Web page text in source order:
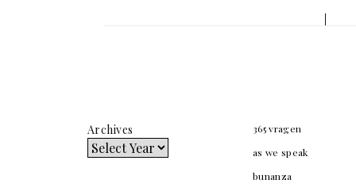
Archives
365 vragen
as we speak
bunanza